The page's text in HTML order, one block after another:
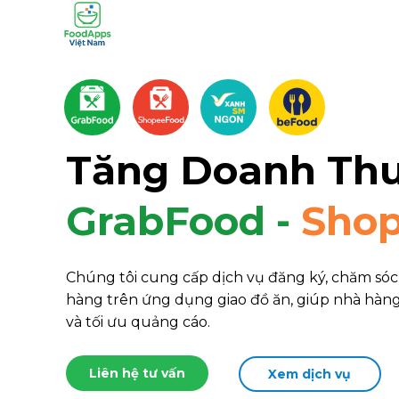
Tăng Doanh
GrabFood -
Chúng tôi cung cấp dịch vụ đăng ký, chăm
hàng trên ứng dụng giao đồ ăn, giúp nhà
và tối ưu quảng cáo.
Liên hệ tư vấn Xem dịch vụ